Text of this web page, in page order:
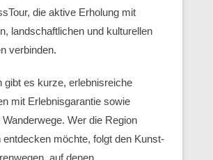
die aktive Erholung mit
landschaftlichen und kulturellen
verbinden.
gibt es kurze, erlebnisreiche
mit Erlebnisgarantie sowie
Wanderwege. Wer die Region
entdecken möchte, folgt den Kunst-
auf denen